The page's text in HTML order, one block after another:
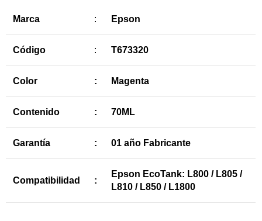
Marca : Epson
Código : T673320
Color : Magenta
Contenido : 70ML
Garantía : 01 año Fabricante
Compatibilidad :
Epson EcoTank: L800 / L805 /
L810 / L850 / L1800